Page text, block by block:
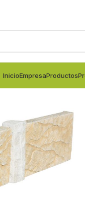
InicioEmpresaProductos